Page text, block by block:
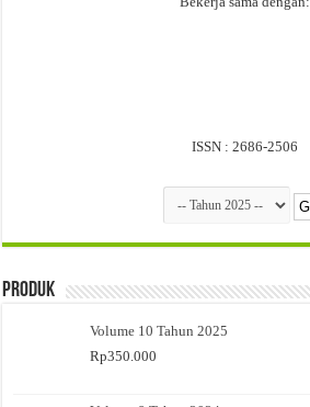
ISSN : 2686-2506
Produk
Volume 10 Tahun 2025
Rp350.000